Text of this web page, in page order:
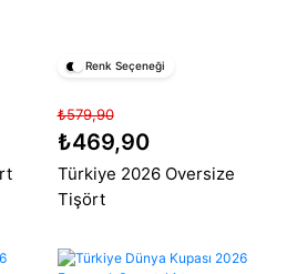
Renk Seçeneği
₺579,90
₺469,90
Türkiye 2026 Oversize
Tişört